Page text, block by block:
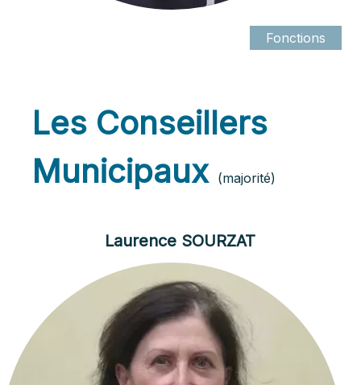
Les Conseillers
Municipaux (majorité)
Laurence SOURZAT